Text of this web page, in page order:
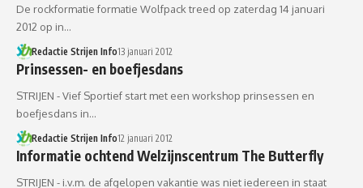
De rockformatie formatie Wolfpack treed op zaterdag 14 januari
2012 op in…
Redactie Strijen Info13 januari 2012
Prinsessen- en boefjesdans
STRIJEN - Vief Sportief start met een workshop prinsessen en
boefjesdans in…
Redactie Strijen Info12 januari 2012
Informatie ochtend Welzijnscentrum The Butterfly
STRIJEN - i.v.m. de afgelopen vakantie was niet iedereen in staat